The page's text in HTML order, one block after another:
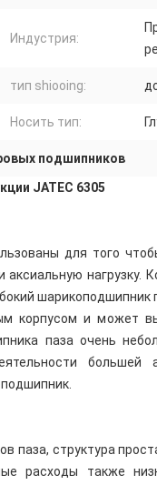
Индустрия:
тип shiooing:
Носить тип:
подшипников
JATEC 6305
для того
нагрузку.
корпусом и может
паза очень
большей
паза, структура
расходы также